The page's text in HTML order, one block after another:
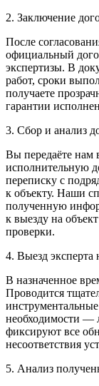
2. Заключение
После
официальный
экспертизы. В
работ, сроки
получаете
гарантии
3. Сбор и анализ
Вы передаёте нам
исполнительную
переписку с
к объекту. Наши
полученную
к выезду на
проверки.
4. Выезд эксперта
В назначенное
Проводится
необходимости —
фиксируют все
несоответствия
5. Анализ